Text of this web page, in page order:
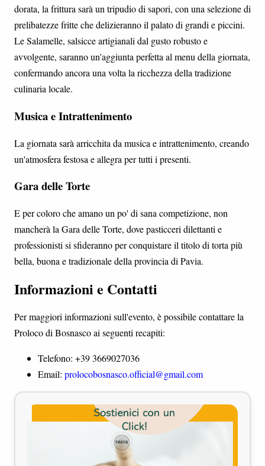
dorata, la frittura sarà un tripudio di sapori, con una selezione di
prelibatezze fritte che delizieranno il palato di grandi e piccini.
Le Salamelle, salsicce artigianali dal gusto robusto e
avvolgente, saranno un'aggiunta perfetta al menu della giornata,
confermando ancora una volta la ricchezza della tradizione
culinaria locale.
Musica e Intrattenimento
La giornata sarà arricchita da musica e intrattenimento, creando
un'atmosfera festosa e allegra per tutti i presenti.
Gara delle Torte
E per coloro che amano un po' di sana competizione, non
mancherà la Gara delle Torte, dove pasticceri dilettanti e
professionisti si sfideranno per conquistare il titolo di torta più
bella, buona e tradizionale della provincia di Pavia.
Informazioni e Contatti
Per maggiori informazioni sull'evento, è possibile contattare la
Proloco di Bosnasco ai seguenti recapiti:
Telefono: +39 3669027036
Email: prolocobosnasco.official@gmail.com